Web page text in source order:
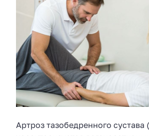
Артроз тазобедренного сустава